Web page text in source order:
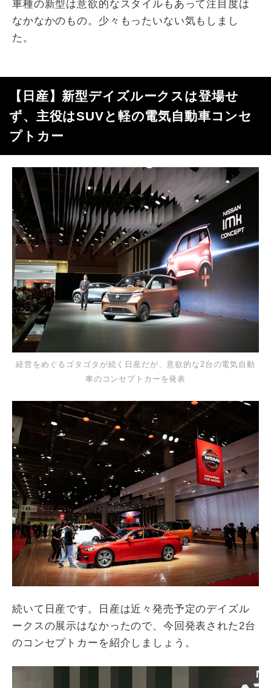
車種の新型は意欲的なスタイルもあって注目度は
なかなかのもの。少々もったいない気もしまし
た。
【日産】新型デイズルークスは登場せ
ず、主役はSUVと軽の電気自動車コンセ
プトカー
経営をめぐるゴタゴタが続く日産だが、意欲的な2台の電気自動
車のコンセプトカーを発表
続いて日産です。日産は近々発売予定のデイズル
ークスの展示はなかったので、今回発表された2台
のコンセプトカーを紹介しましょう。